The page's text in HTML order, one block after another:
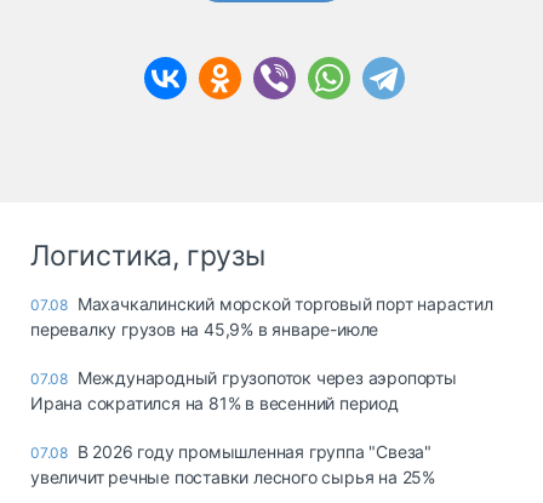
Логистика, грузы
07.08 Махачкалинский морской торговый порт нарастил
перевалку грузов на 45,9% в январе-июле
07.08 Международный грузопоток через аэропорты
Ирана сократился на 81% в весенний период
07.08 В 2026 году промышленная группа "Свеза"
увеличит речные поставки лесного сырья на 25%